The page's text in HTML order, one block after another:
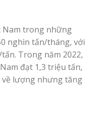
Nam trong những
nghìn tấn/tháng, với
Trong năm 2022,
đạt 1,3 triệu tấn,
về lượng nhưng tăng